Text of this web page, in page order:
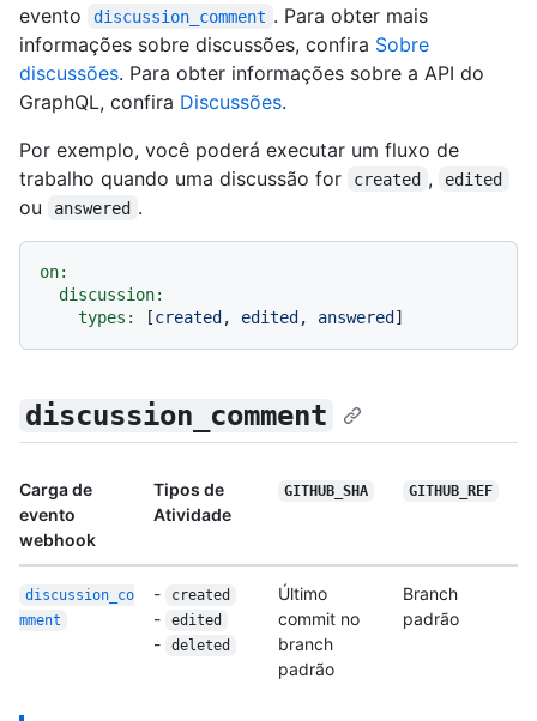
evento
discussion_comment . Para obter mais
informações sobre discussões, confira Sobre
discussões. Para obter informações sobre a API do
GraphQL, confira Discussões.
Por exemplo, você poderá executar um fluxo de
trabalho quando uma discussão for
created , edited
ou answered .
on:
discussion:
types:
[created , edited , answered
discussion_comment
Carga de
evento
webhook
Tipos de
Atividade
GITHUB_SHA GITHUB_REF
discussion_co
mment
- created
- edited
- deleted
Último
commit no
branch
padrão
Branch
padrão